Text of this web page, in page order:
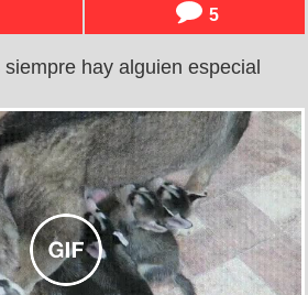
5
hay alguien especial